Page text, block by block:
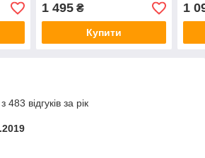
1 495₴
Купити
1
відгуків за рік